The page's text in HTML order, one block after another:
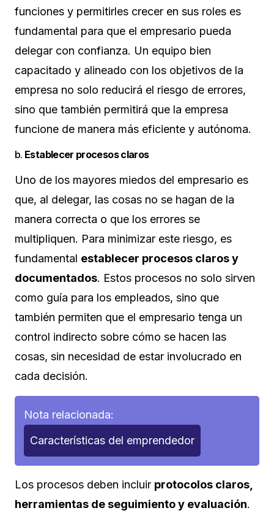
funciones y permitirles crecer en sus roles es
fundamental para que el empresario pueda
delegar con confianza. Un equipo bien
capacitado y alineado con los objetivos de la
empresa no solo reducirá el riesgo de errores,
sino que también permitirá que la empresa
funcione de manera más eficiente y autónoma.
b. Establecer procesos claros
Uno de los mayores miedos del empresario es
que, al delegar, las cosas no se hagan de la
manera correcta o que los errores se
multipliquen. Para minimizar este riesgo, es
fundamental establecer procesos claros y
documentados. Estos procesos no solo sirven
como guía para los empleados, sino que
también permiten que el empresario tenga un
control indirecto sobre cómo se hacen las
cosas, sin necesidad de estar involucrado en
cada decisión.
Nota relacionada:
Características del emprendedor
Los procesos deben incluir protocolos claros,
herramientas de seguimiento y evaluación.